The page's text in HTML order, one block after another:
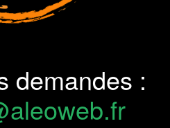
demandes :